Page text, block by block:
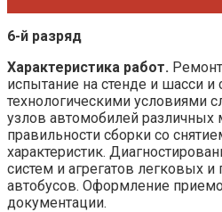
6-й разряд
Характеристика работ.
испытание на стенде и шасси и
технологическими условиями
узлов автомобилей различных
правильности сборки со
характеристик.
систем и агрегатов легковых
автобусов. Оформление
документации.